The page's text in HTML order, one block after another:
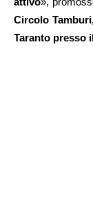
Circolo
Taranto presso